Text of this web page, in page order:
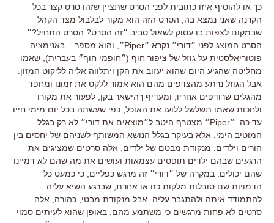
כך או להוסיף איזו כתובית לפני הסרט שתציין שזהו סרט קצר בכל
הקרנה שאני נמצא בה, הסרט הזה הוא מקור לבלבול מצד הקהל
שבמקום לצפות בו עסוק לשאול סביב ״זה הסרט? הסרט התחיל?״.
הסרט המוצג לפני ״דורי״ נקרא ״Piper״, והוא מספר – באנימציה
פוטוריאלסטית על גוזל של ציפור חוף (״חופמי חוף״ בעברית), שאמו
מחליטה שהגיע היום שהוא יעזוב את הקן ויתלווה אליה לליקוט המזון.
אבל הגוזל נרתע מהצדפים מהם הוא אמור ללקט את זמונו ומחפד
מהגלים שרודפים אחריו, ומעדיף ךהישאר בקן, לפעור את מקורו
ולחכות שאמו תשלשל ללועו את האוכל, כפי שעשתה בכל יום מימי חייו
עד כה. ״Piper״ מצטרף היטב ל״מוצאים את דורי״ לא רק בגלל
המוטיב הימי, אלא בעיקר בגלל הנושא המשותף לשניהם של יחסים בין
הורים וילדים. מנקודת מבטם של ילדים, אלה סרטים שמציגים את
הרגעים שבהם ילדים תופסים עצמאות ועושים את מה שהם לא דמיינו
שהם יכולים. במקרה של ״דורי״ זה מרגש כפליים, כי כמעט כל
הדמויות שם סובלות מלקות כזו או אחרת, שברגע השיא עליה
להתמודד איתה ולהתגבר עליה. אבל מנקודת מבטי, כהורה, אלה
סרטים לא פחות מרגשים כי משתמע מהם, באופן שהוא לעיתים סמוי